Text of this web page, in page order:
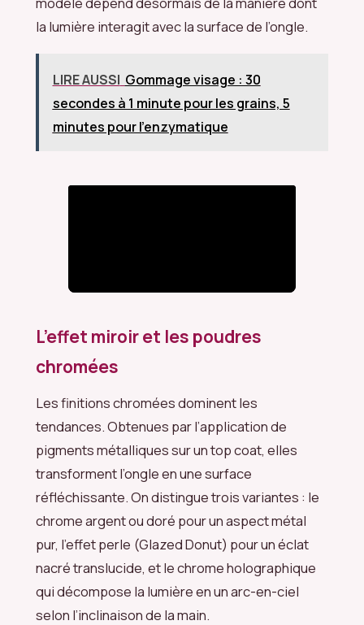
la lumière interagit avec la surface de l’ongle.
LIRE AUSSI Gommage visage : 30
secondes à 1 minute pour les grains, 5
minutes pour l’enzymatique
L’effet miroir et les poudres
chromées
Les finitions chromées dominent les
tendances. Obtenues par l’application de
pigments métalliques sur un top coat, elles
transforment l’ongle en une surface
réfléchissante. On distingue trois variantes : le
chrome argent ou doré pour un aspect métal
pur, l’effet perle (Glazed Donut) pour un éclat
nacré translucide, et le chrome holographique
qui décompose la lumière en un arc-en-ciel
selon l’inclinaison de la main.